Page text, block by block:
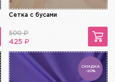
Сетка с бусами
500₽
425 ₽
СКИДКА
-20%